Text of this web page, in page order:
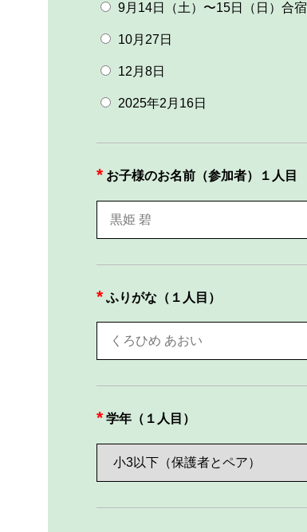
9月14日（土）〜15日（日）合宿
10月27日
12月8日
2025年2月16日
お子様のお名前（参加者）１人目
ふりがな（１人目）
学年（１人目）